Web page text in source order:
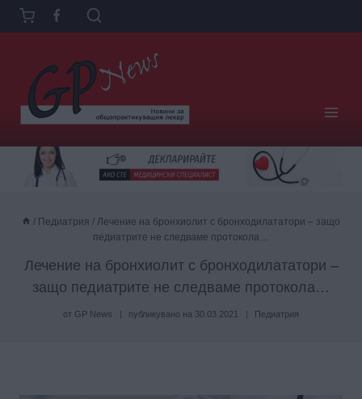
Към
съдържанието
/ Педиатрия / Лечение на бронхиолит с бронходилататори – защо
педиатрите не следваме протокола…
Лечение на бронхиолит с бронходилататори –
защо педиатрите не следваме протокола…
от GP News публикувано на 30.03.2021 Педиатрия